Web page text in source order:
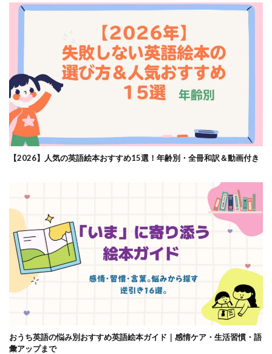
【2026】人気の英語絵本おすすめ15選！年齢別・全冊和訳＆動画付き
おうち英語の悩み別おすすめ英語絵本ガイド｜感情ケア・生活習慣・語
彙アップまで